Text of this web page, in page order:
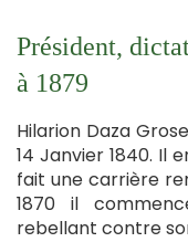
Président,
à 1879
Hilarion Daza
14 Janvier 1840. Il
fait une carrière
1870 il
rebellant contre